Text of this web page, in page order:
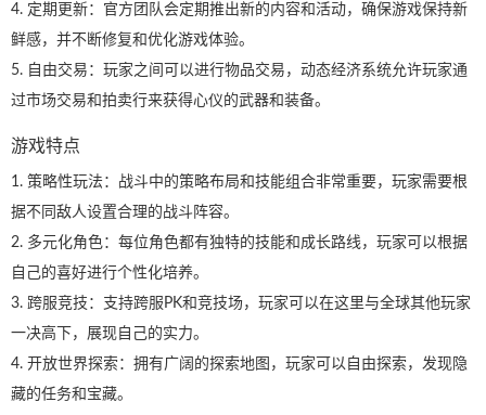
4. 定期更新：官方团队会定期推出新的内容和活动，确保游戏保持新
鲜感，并不断修复和优化游戏体验。
5. 自由交易：玩家之间可以进行物品交易，动态经济系统允许玩家通
过市场交易和拍卖行来获得心仪的武器和装备。
游戏特点
1. 策略性玩法：战斗中的策略布局和技能组合非常重要，玩家需要根
据不同敌人设置合理的战斗阵容。
2. 多元化角色：每位角色都有独特的技能和成长路线，玩家可以根据
自己的喜好进行个性化培养。
3. 跨服竞技：支持跨服PK和竞技场，玩家可以在这里与全球其他玩家
一决高下，展现自己的实力。
4. 开放世界探索：拥有广阔的探索地图，玩家可以自由探索，发现隐
藏的任务和宝藏。